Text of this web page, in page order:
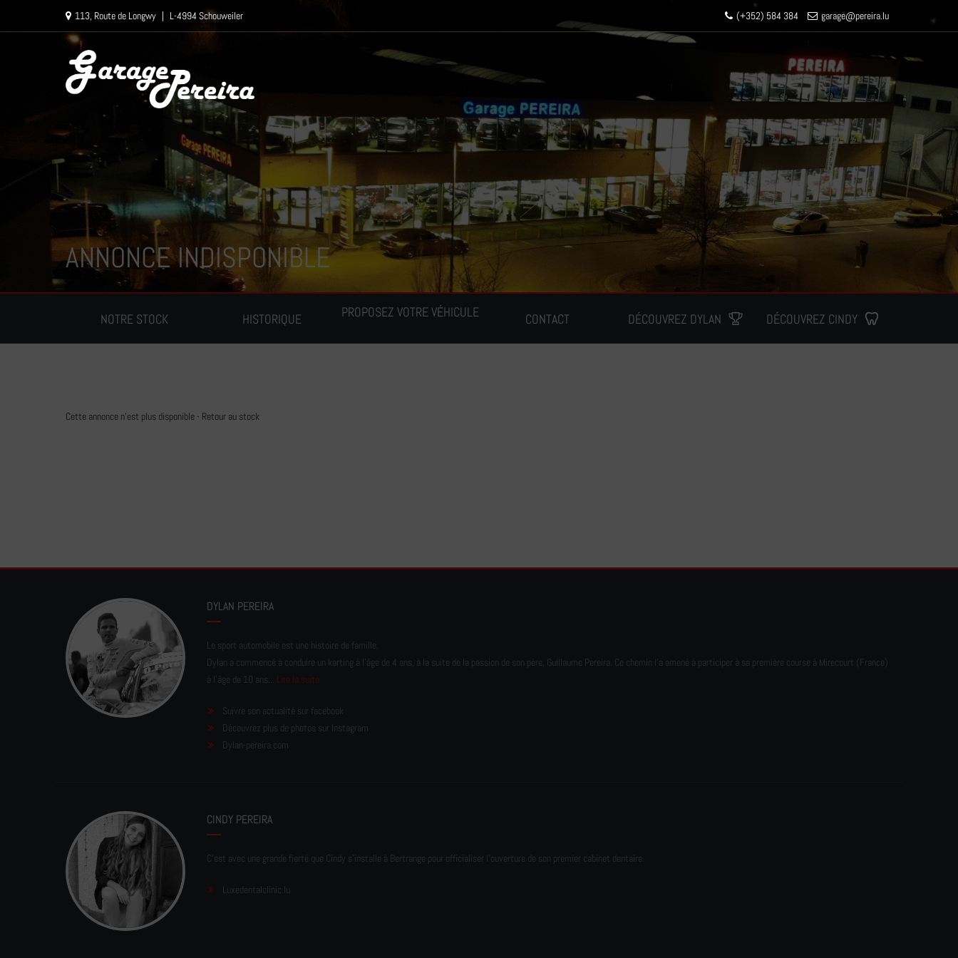
113, Route de Longwy | L-4994 Schouweiler (+352) 584 384 garage@pereira.lu
NOTRE STOCK HISTORIQUE PROPOSEZ VOTRE VÉHICULE CONTACT DÉCOUVREZ DYLAN DÉCOUVREZ CINDY
ANNONCE INDISPONIBLE
Cette annonce n'est plus disponible - Retour au stock
DYLAN PEREIRA
Le sport automobile est une histoire de famille.
Dylan a commencé à conduire un karting à l’âge de 4 ans, à la suite de la passion de son père, Guillaume Pereira. Ce chemin l'a amené à participer à sa première course à Mirecourt (France)
à l'âge de 10 ans... Lire la suite
Suivre son actualité sur facebook
Découvrez plus de photos sur Instagram
Dylan-pereira.com
CINDY PEREIRA
C'est avec une grande fierté que Cindy s'installe à Bertrange pour officialiser l'ouverture de son premier cabinet dentaire.
Luxedentalclinic.lu